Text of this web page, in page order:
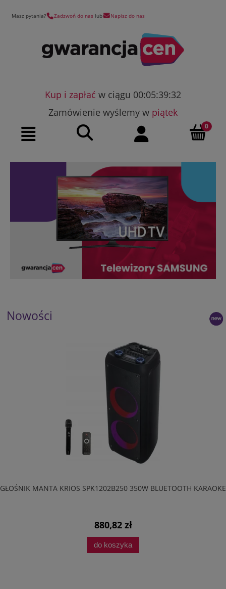
Masz pytania? Zadzwoń do nas lub Napisz do nas
Kup i zapłać w ciągu 00:05:39:31
Zamówienie wyślemy w piątek
Nowości
GŁOŚNIK MANTA KRIOS SPK1202B250 350W BLUETOOTH KARAOKE
880,82 zł
do koszyka